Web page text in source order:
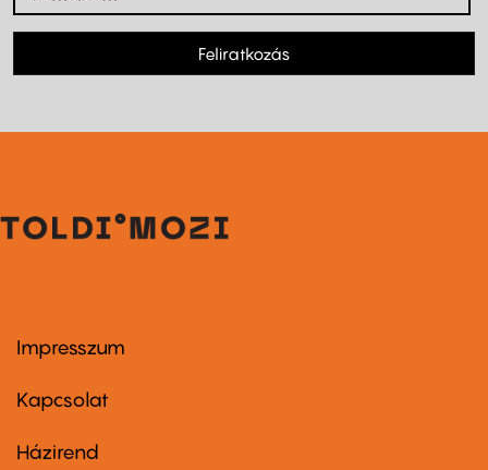
Feliratkozás
Footer
first
Impresszum
Kapcsolat
Footer
Házirend